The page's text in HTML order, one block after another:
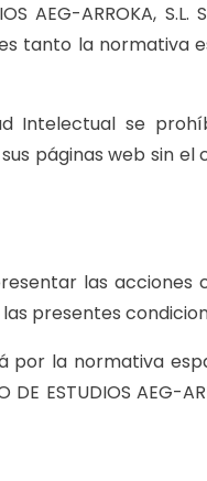
AEG-ARROKA,
tanto la normativa
Intelectual se
web sin el
las
presentes
por la normativa
ESTUDIOS AEG-